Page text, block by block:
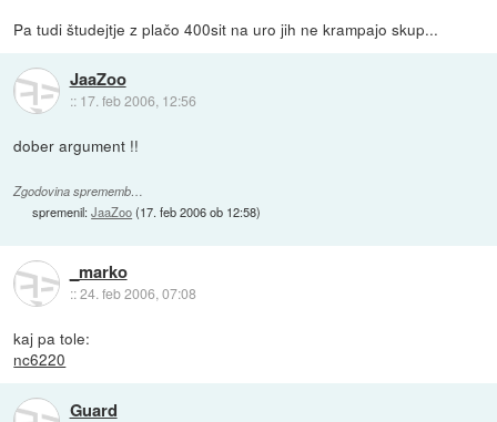
Pa tudi študejtje z plačo 400sit na uro jih ne krampajo skup...
JaaZoo
:: 17. feb 2006, 12:56
dober argument !!
Zgodovina sprememb…
spremenil:JaaZoo(17. feb 2006 ob 12:58)
_marko
::24. feb 2006, 07:08
kaj pa tole:
nc6220
Guard